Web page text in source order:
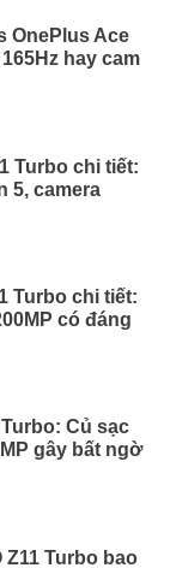
OnePlus Ace
hay cam
Turbo chi tiết:
5, camera
Turbo chi tiết:
có đáng
Củ sạc
gây bất ngờ
Turbo bao